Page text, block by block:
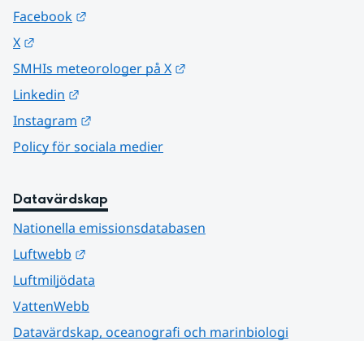
Facebook
X
SMHIs meteorologer på X
Linkedin
Instagram
Policy för sociala medier
Datavärdskap
Nationella emissionsdatabasen
Luftwebb
Luftmiljödata
VattenWebb
Datavärdskap, oceanografi och marinbiologi